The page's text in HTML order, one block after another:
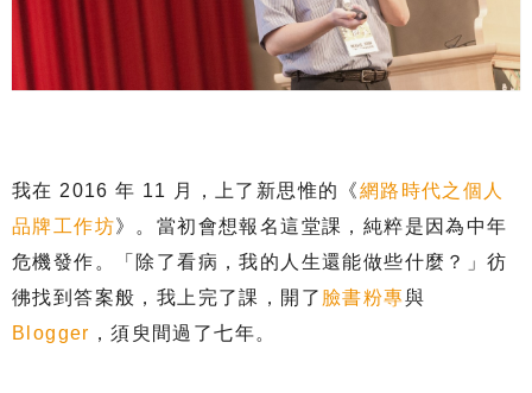
我在 2016 年 11 月，上了新思惟的《網路時代之個人
品牌工作坊》。當初會想報名這堂課，純粹是因為中年
危機發作。「除了看病，我的人生還能做些什麼？」彷
彿找到答案般，我上完了課，開了 臉書粉專與
Blogger ，須臾間過了七年。